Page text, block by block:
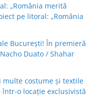
„România merită
pe litoral: „România
București! În premieră
Duato / Shahar
multe costume și textile
o locație exclusivistă